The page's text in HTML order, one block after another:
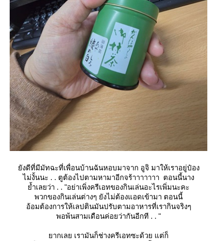
ังดีที่มีมัทฉะที่เพื่อนบ้านฉันหอบมาจาก อูจิ มาให้เราอยู่ป๋อง
ไม่งั้นนะ . . ตูต้องไปตามหามาอีกจร้าาาาาาา ตอนนี้นาง
้ำเลยว่า . . "อย่าเพิ่งครีเอทของกินเล่นอะไรเพิ่มนะคะ
พวกของกินเล่นต่างๆ ยังไม่ต้องแอดเข้ามา ตอนนี้
อ้อมต้องการให้เลปตินมันปรับตามอาหารที่เรากินจริงๆ
พอพ้นสามเดือนค่อยว่ากันอีกที . . "
ากเลย เรามันก็ช่างครีเอทซะด้วย แต่ก็